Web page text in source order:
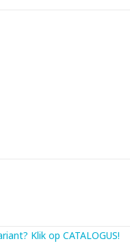
Klik op CATALOGUS!